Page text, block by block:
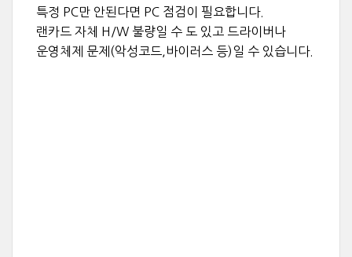
특정 PC만 안된다면 PC 점검이 필요합니다.
랜카드 자체 H/W 불량일 수 도 있고 드라이버나
운영체제 문제(악성코드,바이러스 등)일 수 있습니다.